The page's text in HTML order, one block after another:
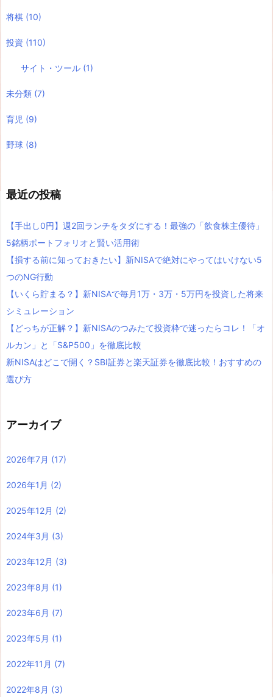
将棋 (10)
投資 (110)
サイト・ツール (1)
未分類 (7)
育児 (9)
野球 (8)
最近の投稿
【手出し0円】週2回ランチをタダにする！最強の「飲食株主優待」
5銘柄ポートフォリオと賢い活用術
【損する前に知っておきたい】新NISAで絶対にやってはいけない5
つのNG行動
【いくら貯まる？】新NISAで毎月1万・3万・5万円を投資した将来
シミュレーション
【どっちが正解？】新NISAのつみたて投資枠で迷ったらコレ！「オ
ルカン」と「S&P500」を徹底比較
新NISAはどこで開く？SBI証券と楽天証券を徹底比較！おすすめの
選び方
アーカイブ
2026年7月 (17)
2026年1月 (2)
2025年12月 (2)
2024年3月 (3)
2023年12月 (3)
2023年8月 (1)
2023年6月 (7)
2023年5月 (1)
2022年11月 (7)
2022年8月 (3)